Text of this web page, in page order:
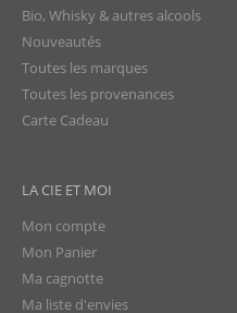
Bio, Whisky & autres alcools
Nouveautés
Toutes les marques
Toutes les provenances
Carte Cadeau
LA CIE ET MOI
Mon compte
Mon Panier
Ma cagnotte
Ma liste d'envies